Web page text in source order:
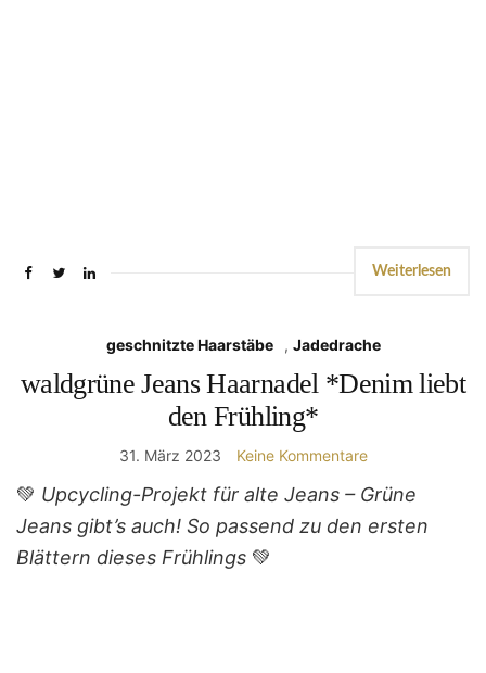
Weiterlesen
geschnitzte Haarstäbe , Jadedrache
waldgrüne Jeans Haarnadel *Denim liebt
den Frühling*
31. März 2023 Keine Kommentare
💚 Upcycling-Projekt für alte Jeans – Grüne
Jeans gibt’s auch! So passend zu den ersten
Blättern dieses Frühlings 💚